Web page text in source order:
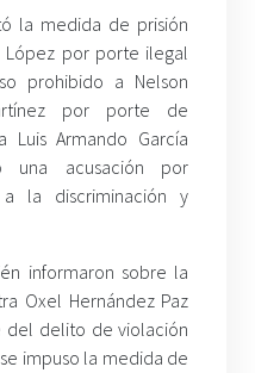
la medida de prisión
López por porte ilegal
prohibido a Nelson
por porte de
Luis Armando García
una acusación por
la discriminación y
informaron sobre la
Oxel Hernández Paz
del delito de violación
impuso la medida de